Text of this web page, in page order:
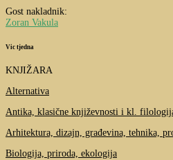
Gost nakladnik:
Zoran Vakula
Vic tjedna
KNJIŽARA
Alternativa
Antika, klasične književnosti i kl.
Arhitektura, dizajn, građevina, tehnika,
Biologija, priroda, ekologija